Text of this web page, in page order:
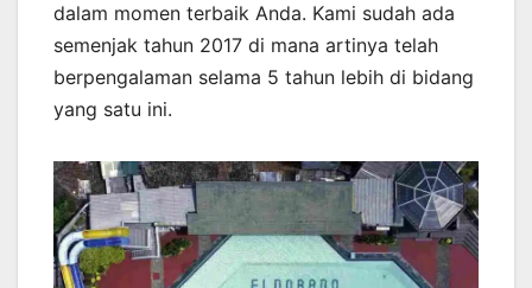
dalam momen terbaik Anda. Kami sudah ada
semenjak tahun 2017 di mana artinya telah
berpengalaman selama 5 tahun lebih di bidang
yang satu ini.